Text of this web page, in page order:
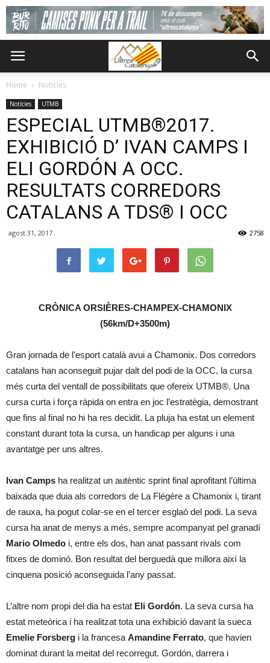
Home Notícies
Notícies UTMB
ESPECIAL UTMB®2017.
EXHIBICIÓ D’ IVAN CAMPS I
ELI GORDÓN A OCC.
RESULTATS CORREDORS
CATALANS A TDS® I OCC
agost 31, 2017 2758
CRÒNICA ORSIÈRES-CHAMPEX-CHAMONIX
(56km/D+3500m)
Gran jornada de l’esport català avui a Chamonix. Dos corredors
catalans han aconseguit pujar dalt del podi de la OCC, la cursa
més curta del ventall de possibilitats que ofereix UTMB®. Una
cursa curta i força ràpida on entra en joc l’estratègia, demostrant
que fins al final no hi ha res decidit. La pluja ha estat un element
constant durant tota la cursa, un handicap per alguns i una
avantatge per uns altres.
Ivan Camps ha realitzat un autèntic sprint final aprofitant l’última
baixada que duia als corredors de La Flégère a Chamonix i, tirant
de rauxa, ha pogut colar-se en el tercer esglaó del podi. La seva
cursa ha anat de menys a més, sempre acompanyat pel granadí
Mario Olmedo i, entre els dos, han anat passant rivals com
fitxes de dominó. Bon resultat del berguedà que millora així la
cinquena posició aconseguida l’any passat.
L’altre nom propi del dia ha estat Eli Gordón. La seva cursa ha
estat meteòrica i ha realitzat tota una exhibició davant la sueca
Emelie Forsberg i la francesa Amandine Ferrato, que havien
dominat durant la meitat del recorregut. Gordón, darrera i